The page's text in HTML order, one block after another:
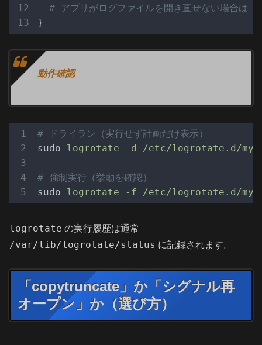
# アプリがログファイルを開き直せない場合
動作確認
# ドライラン（実行せず計画だけ表示）
sudo
logrotate -d /etc/logrotate.d/
# 強制実行（挙動を確認）
sudo
logrotate -f /etc/logrotate.d/
logrotate の実行履歴は通常
/var/lib/logrotate/status に記録されます。
「copytruncate」か「シグナル再
オープン」か（選び方）